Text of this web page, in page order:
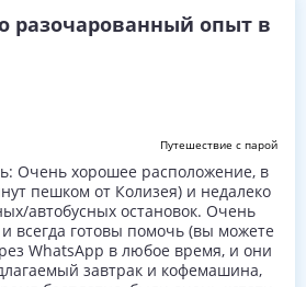
разочарованный опыт в
Путешествие с парой
Очень хорошее расположение, в
пешком от Колизея) и недалеко
автобусных остановок. Очень
всегда готовы помочь (вы можете
WhatsApp в любое время, и они
завтрак и кофемашина,